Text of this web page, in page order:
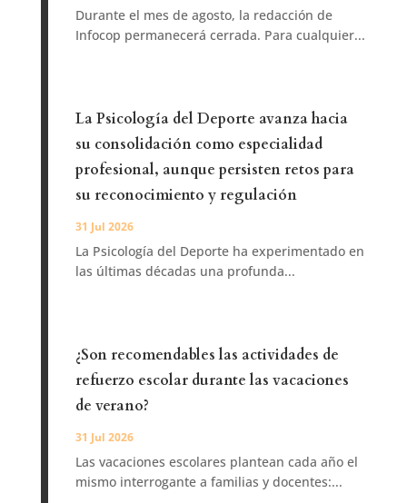
Durante el mes de agosto, la redacción de
Infocop permanecerá cerrada. Para cualquier...
La Psicología del Deporte avanza hacia
su consolidación como especialidad
profesional, aunque persisten retos para
su reconocimiento y regulación
31 Jul 2026
La Psicología del Deporte ha experimentado en
las últimas décadas una profunda...
¿Son recomendables las actividades de
refuerzo escolar durante las vacaciones
de verano?
31 Jul 2026
Las vacaciones escolares plantean cada año el
mismo interrogante a familias y docentes:...